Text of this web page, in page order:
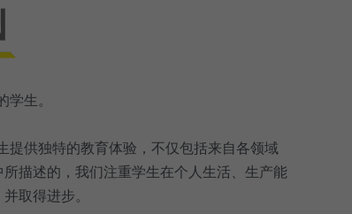
生。
提供独特的教育体验，不仅包括来自各领域
描述的，我们注重学生在个人生活、生产能
取得进步。